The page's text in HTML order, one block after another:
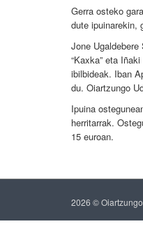
Gerra osteko
dute ipuinarekin,
Jone
“Kaxka” eta
ibilbideak. Iban
du. Oiartzungo
Ipuina
herritarrak.
15 euroan.
2026 ©